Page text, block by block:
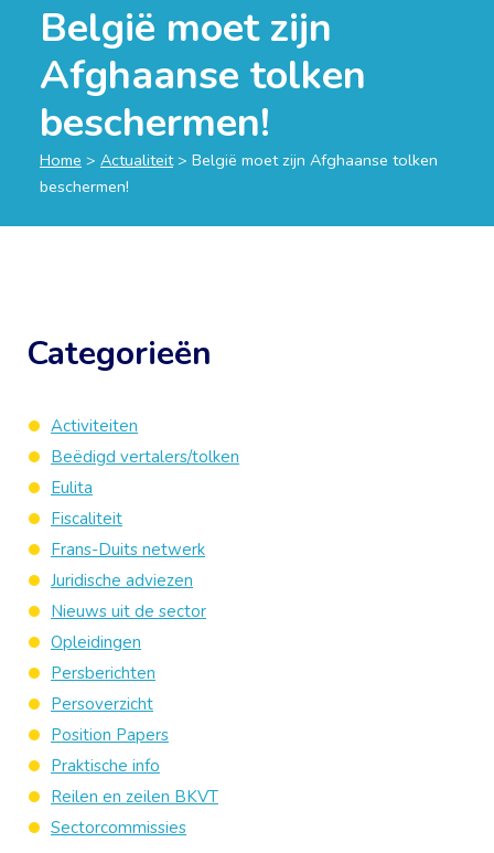
België moet zijn
Afghaanse tolken
beschermen!
Home > Actualiteit> België moet zijn Afghaanse tolken
beschermen!
Categorieën
Activiteiten
Beëdigd vertalers/tolken
Eulita
Fiscaliteit
Frans-Duits netwerk
Juridische adviezen
Nieuws uit de sector
Opleidingen
Persberichten
Persoverzicht
Position Papers
Praktische info
Reilen en zeilen BKVT
Sectorcommissies